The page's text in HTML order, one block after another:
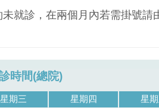
就診，在兩個月內若需掛號請